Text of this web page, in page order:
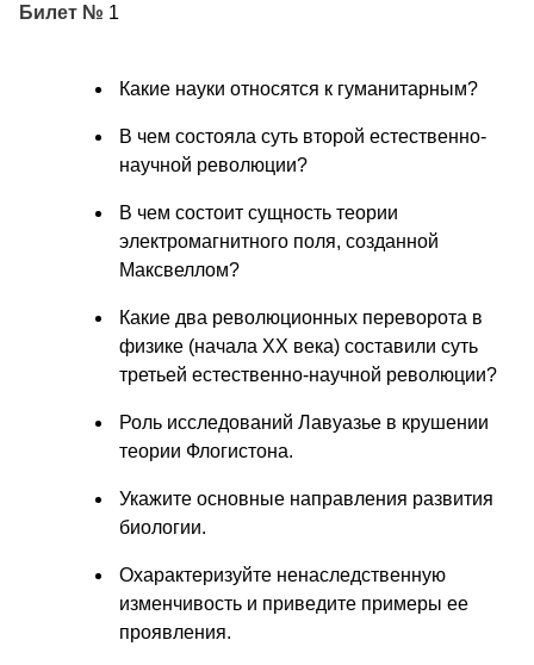
Билет № 1
Какие науки относятся к гуманитарным?
В чем состояла суть второй естественно-
научной революции?
В чем состоит сущность теории
электромагнитного поля, созданной
Максвеллом?
Какие два революционных переворота в
физике (начала XX века) составили суть
третьей естественно-научной революции?
Роль исследований Лавуазье в крушении
теории Флогистона.
Укажите основные направления развития
биологии.
Охарактеризуйте ненаследственную
изменчивость и приведите примеры ее
проявления.